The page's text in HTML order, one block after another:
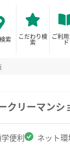
索 こだわり検
索
ご利
ド
クリーマンシ
便利 ネット